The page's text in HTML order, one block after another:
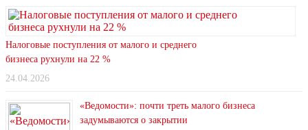
Налоговые поступления от малого и среднего
бизнеса рухнули на 22 %
24.04.2026
«Ведомости»: почти треть малого бизнеса
задумываются о закрытии